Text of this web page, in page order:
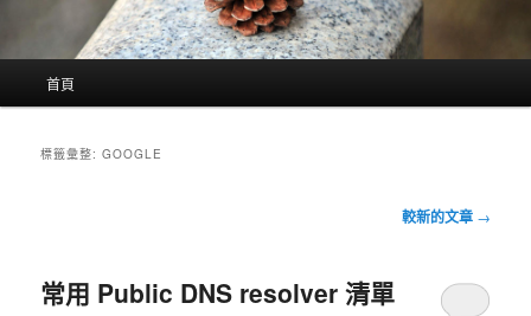
首頁
標籤彙整:GOOGLE
覽
較新的文章 →
常用 Public DNS resolver 清單